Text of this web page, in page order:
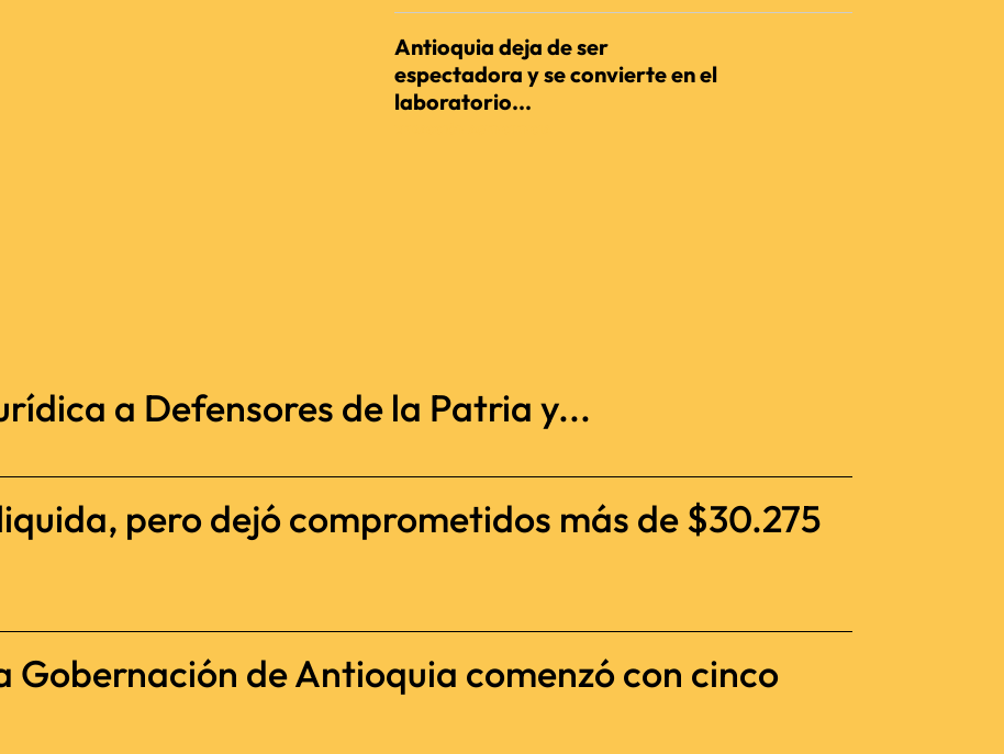
Antioquia deja de ser
espectadora y se convierte en el
laboratorio...
a Defensores de la Patria y...
pero dejó comprometidos más de $30.275
Gobernación de Antioquia comenzó con cinco